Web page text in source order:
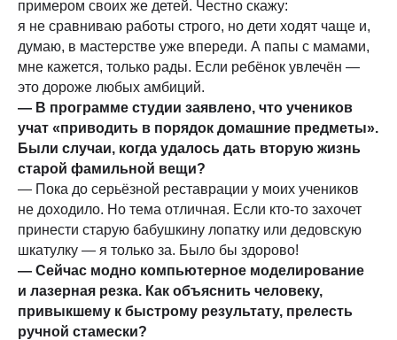
примером своих же детей. Честно скажу:
я не сравниваю работы строго, но дети ходят чаще и,
думаю, в мастерстве уже впереди. А папы с мамами,
мне кажется, только рады. Если ребёнок увлечён —
это дороже любых амбиций.
— В программе студии заявлено, что учеников
учат «приводить в порядок домашние предметы».
Были случаи, когда удалось дать вторую жизнь
старой фамильной вещи?
— Пока до серьёзной реставрации у моих учеников
не доходило. Но тема отличная. Если кто-то захочет
принести старую бабушкину лопатку или дедовскую
шкатулку — я только за. Было бы здорово!
— Сейчас модно компьютерное моделирование
и лазерная резка. Как объяснить человеку,
привыкшему к быстрому результату, прелесть
ручной стамески?